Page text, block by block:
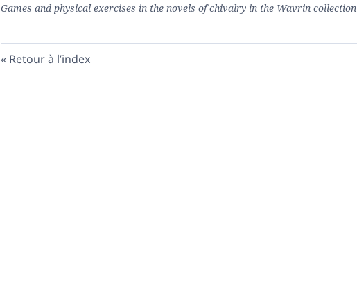
Games and physical exercises in the novels of chivalry in the Wavrin collection
Retour à l’index